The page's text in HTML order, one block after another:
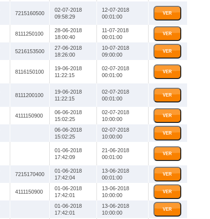
7215160500
02-07-2018
09:58:29
12-07-2018
00:01:00
VER
8111250100
28-06-2018
18:00:40
11-07-2018
00:01:00
VER
5216153500
27-06-2018
18:26:00
10-07-2018
09:00:00
VER
8116150100
19-06-2018
11:22:15
02-07-2018
00:01:00
VER
8111200100
19-06-2018
11:22:15
02-07-2018
00:01:00
VER
4111150900
06-06-2018
15:02:25
02-07-2018
10:00:00
VER
06-06-2018
15:02:25
02-07-2018
10:00:00
VER
01-06-2018
17:42:09
21-06-2018
00:01:00
VER
7215170400
01-06-2018
17:42:04
13-06-2018
00:01:00
VER
4111150900
01-06-2018
17:42:01
13-06-2018
10:00:00
VER
01-06-2018
17:42:01
13-06-2018
10:00:00
VER